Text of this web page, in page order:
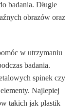
badania. Długie
obrazów oraz
w utrzymaniu
badania.
spinek czy
Najlepiej
takich jak plastik